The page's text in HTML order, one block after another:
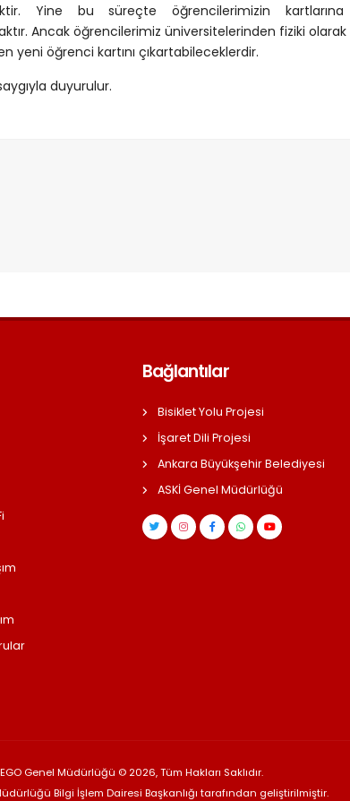
Yine bu süreçte öğrencilerimizin
Ancak öğrencilerimiz üniversitelerinden fiziki
yeni öğrenci kartını çıkartabileceklerdir.
duyurulur.
Bağlantılar
Bisiklet Yolu Projesi
İşaret Dili Projesi
Ankara Büyükşehir Belediyesi
ASKİ Genel Müdürlüğü
EGO Genel Müdürlüğü © 2026, Tüm Hakları Saklıdır.
Bilgi İşlem Dairesi Başkanlığı tarafından geliştirilmiştir.